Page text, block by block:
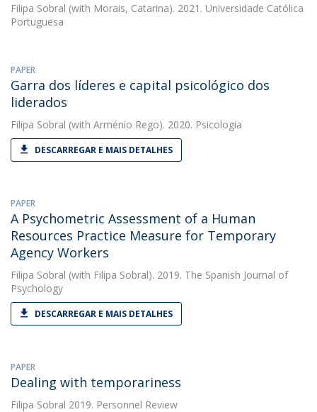
Filipa Sobral (with Morais, Catarina). 2021. Universidade Católica
Portuguesa
PAPER
Garra dos líderes e capital psicológico dos
liderados
Filipa Sobral (with Arménio Rego). 2020. Psicologia
DESCARREGAR E MAIS DETALHES
PAPER
A Psychometric Assessment of a Human
Resources Practice Measure for Temporary
Agency Workers
Filipa Sobral (with Filipa Sobral). 2019. The Spanish Journal of
Psychology
DESCARREGAR E MAIS DETALHES
PAPER
Dealing with temporariness
Filipa Sobral 2019. Personnel Review